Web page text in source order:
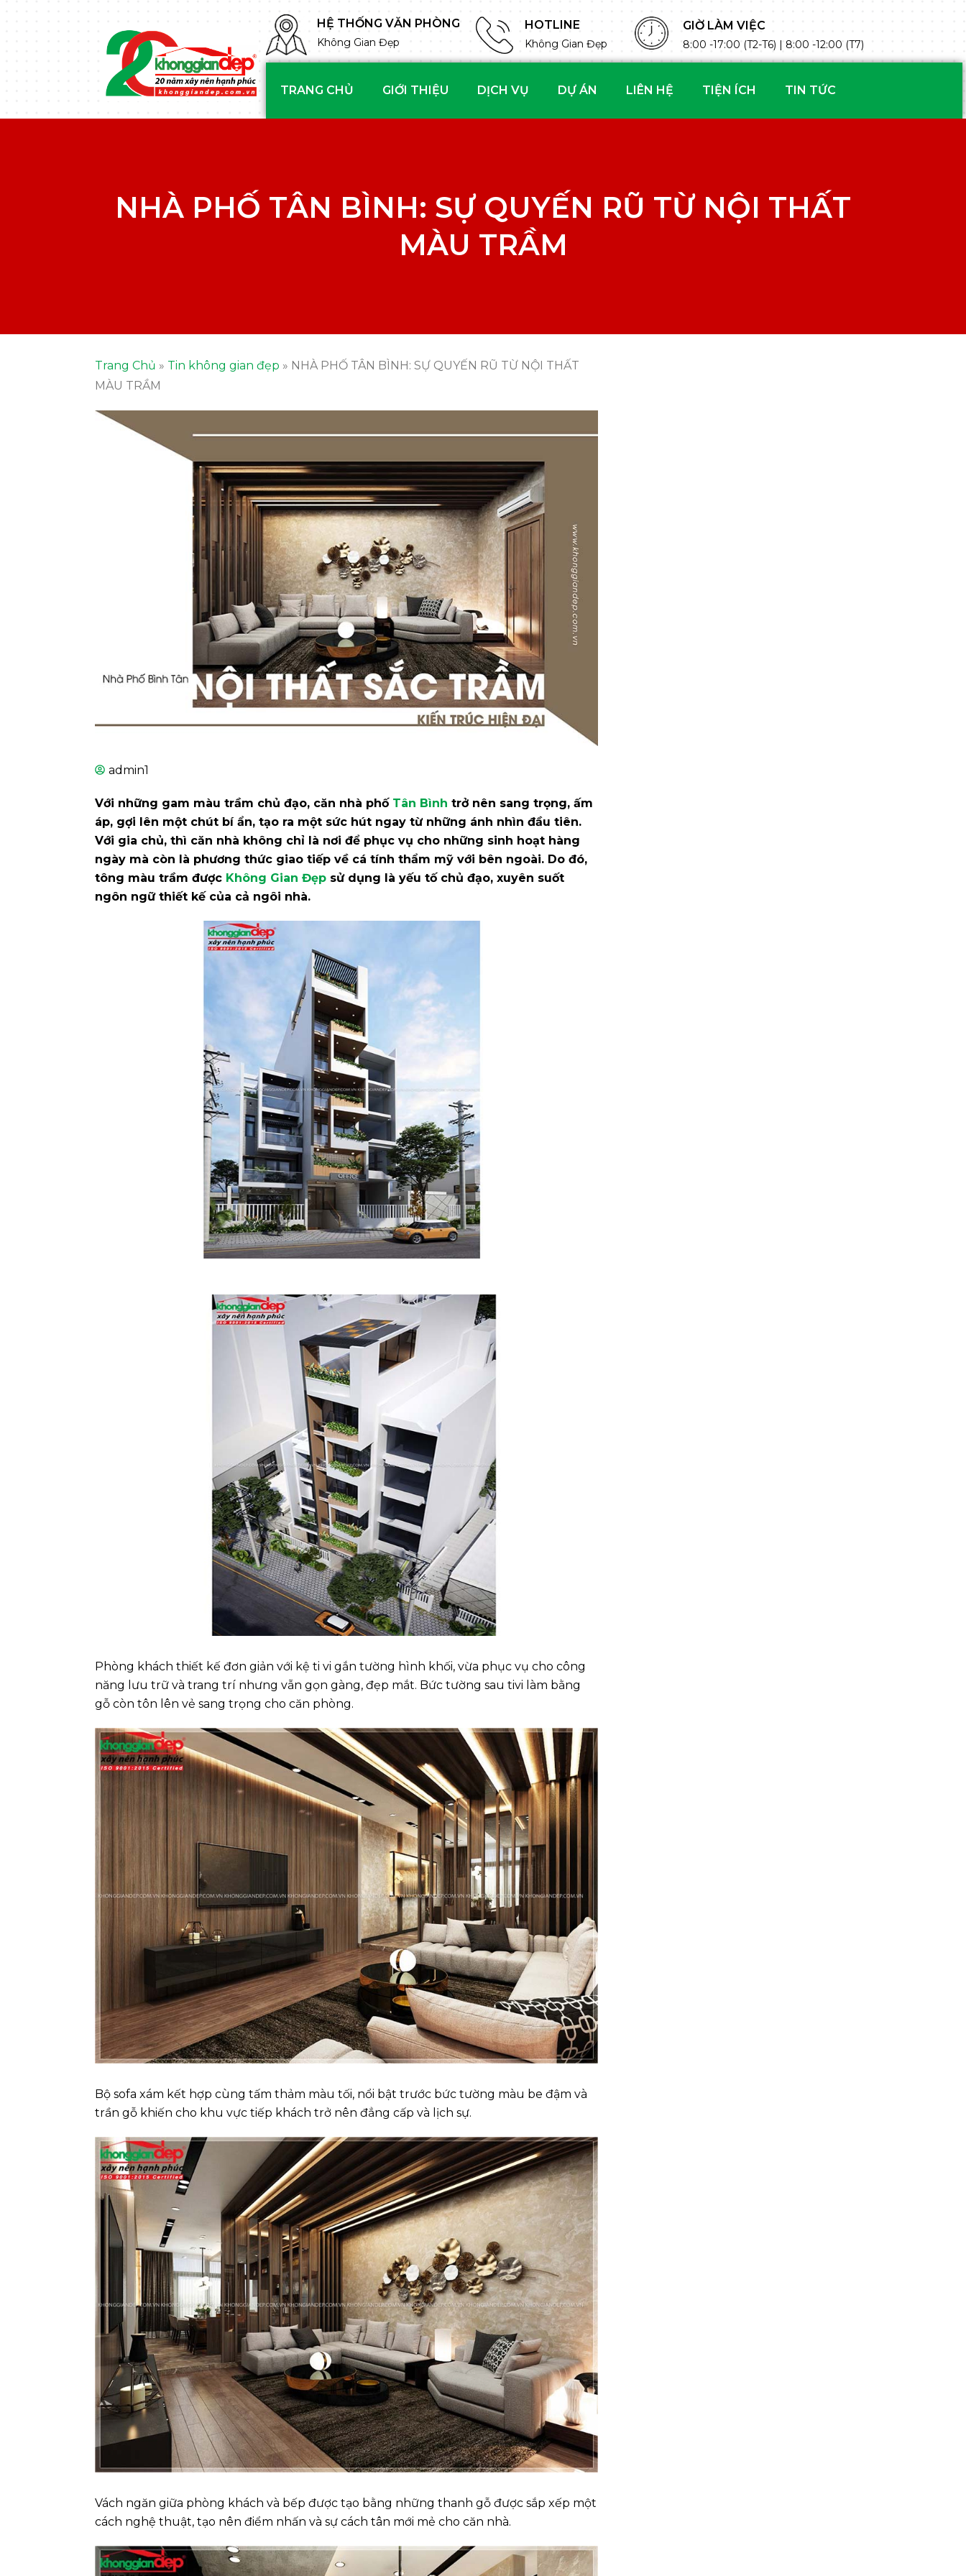
HỆ THỐNG VĂN PHÒNG
Không Gian Đẹp
HOTLINE
Không Gian Đẹp
GIỜ LÀM VIỆC
8:00 -17:00 (T2-T6) | 8:00 -12:00 (T7)
TRANG CHỦ GIỚI THIỆU DỊCH VỤ DỰ ÁN LIÊN HỆ TIỆN ÍCH TIN TỨC
NHÀ PHỐ TÂN BÌNH: SỰ QUYẾN RŨ TỪ NỘI THẤT
MÀU TRẦM
Trang Chủ » Tin không gian đẹp » NHÀ PHỐ TÂN BÌNH: SỰ QUYẾN RŨ TỪ NỘI THẤT
MÀU TRẦM
admin1
Với những gam màu trầm chủ đạo, căn nhà phố Tân Bình trở nên sang trọng, ấm
áp, gợi lên một chút bí ẩn, tạo ra một sức hút ngay từ những ánh nhìn đầu tiên.
Với gia chủ, thì căn nhà không chỉ là nơi để phục vụ cho những sinh hoạt hàng
ngày mà còn là phương thức giao tiếp về cá tính thẩm mỹ với bên ngoài. Do đó,
tông màu trầm được Không Gian Đẹp sử dụng là yếu tố chủ đạo, xuyên suốt
ngôn ngữ thiết kế của cả ngôi nhà.
Phòng khách thiết kế đơn giản với kệ ti vi gắn tường hình khối, vừa phục vụ cho công
năng lưu trữ và trang trí nhưng vẫn gọn gàng, đẹp mắt. Bức tường sau tivi làm bằng
gỗ còn tôn lên vẻ sang trọng cho căn phòng.
Bộ sofa xám kết hợp cùng tấm thảm màu tối, nổi bật trước bức tường màu be đậm và
trần gỗ khiến cho khu vực tiếp khách trở nên đẳng cấp và lịch sự.
Vách ngăn giữa phòng khách và bếp được tạo bằng những thanh gỗ được sắp xếp một
cách nghệ thuật, tạo nên điểm nhấn và sự cách tân mới mẻ cho căn nhà.